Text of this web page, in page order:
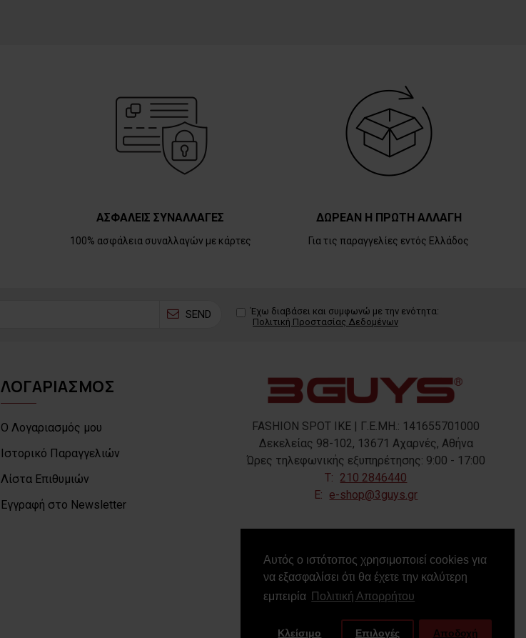
Αυτός ο ιστότοπος χρησιμοποιεί cookies για
να εξασφαλίσει ότι θα έχετε την καλύτερη
εμπειρία Πολιτική Απορρήτου
Κλείσιμο Επιλογές Αποδοχή
ΑΣΦΑΛΕΙΣ ΣΥΝΑΛΛΑΓΕΣ
100% ασφάλεια συναλλαγών με κάρτες
ΔΩΡΕΑΝ Η ΠΡΩΤΗ ΑΛΛΑΓΗ
Για τις παραγγελίες εντός Ελλάδος
SEND
Έχω διαβάσει και συμφωνώ με την ενότητα:
Πολιτική Προστασίας Δεδομένων
ΛΟΓΑΡΙΑΣΜΟΣ
Ο Λογαριασμός μου
Ιστορικό Παραγγελιών
Λίστα Επιθυμιών
Εγγραφή στο Newsletter
FASHION SPOT IKE | Γ.Ε.ΜΗ.: 141655701000
Δεκελείας 98-102, 13671 Αχαρνές, Αθήνα
Ώρες τηλεφωνικής εξυπηρέτησης: 9:00 - 17:00
T: 210 2846440
E: e-shop@3guys.gr